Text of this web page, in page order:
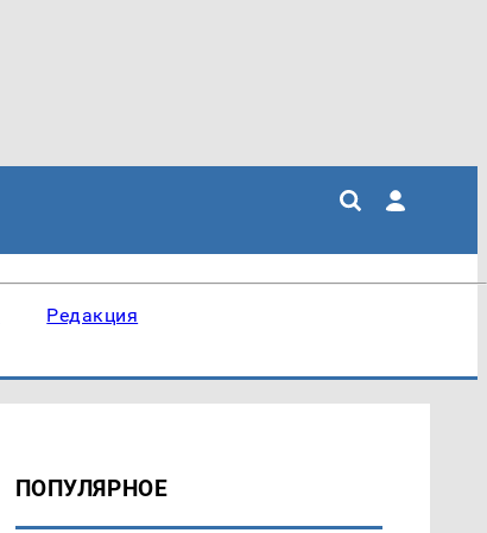
Редакция
ПОПУЛЯРНОЕ